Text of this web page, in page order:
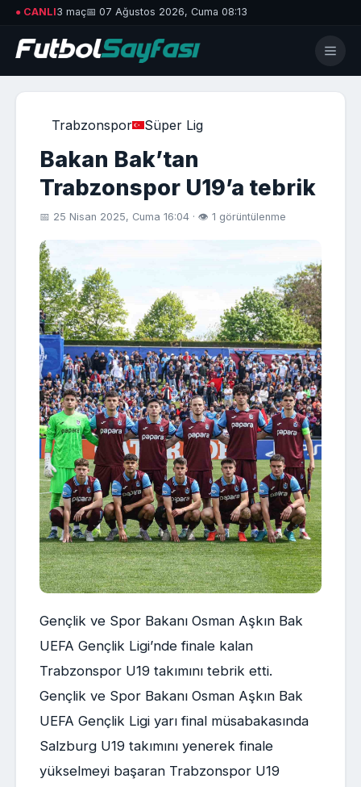
● CANLI3 maç📅 07 Ağustos 2026, Cuma 08:13
Trabzonspor Süper Lig
Bakan Bak’tan
Trabzonspor U19’a tebrik
📅 25 Nisan 2025, Cuma 16:04 · 👁 1 görüntülenme
Gençlik ve Spor Bakanı Osman Aşkın Bak
UEFA Gençlik Ligi’nde finale kalan
Trabzonspor U19 takımını tebrik etti.
Gençlik ve Spor Bakanı Osman Aşkın Bak
UEFA Gençlik Ligi yarı final müsabakasında
Salzburg U19 takımını yenerek finale
yükselmeyi başaran Trabzonspor U19